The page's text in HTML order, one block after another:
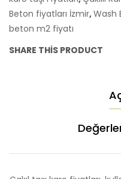
Beton fiyatları İzmir,Wash
beton m2 fiyatı
SHARE THIS PRODUCT